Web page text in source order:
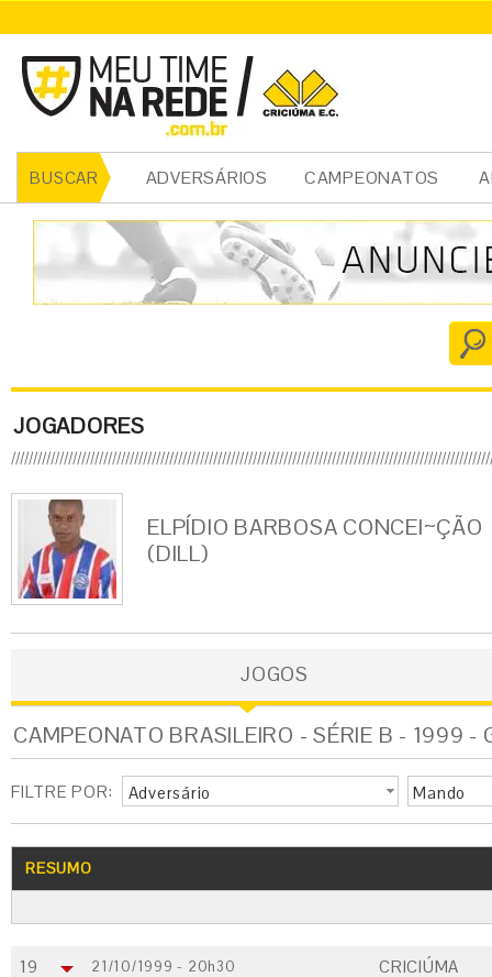
BUSCAR ADVERSÁRIOS CAMPEONATOS
JOGADORES
ELPÍDIO BARBOSA CONCEI~ÇÃO
(DILL)
JOGOS
CAMPEONATO BRASILEIRO - SÉRIE B - 1999 -
FILTRE POR: Adversário Mando
RESUMO
19 21/10/1999 - 20h30 CRICIÚMA